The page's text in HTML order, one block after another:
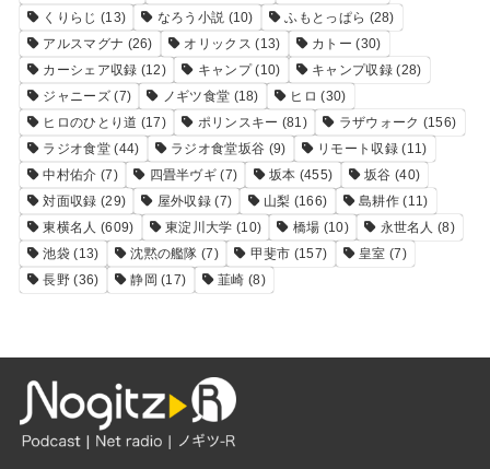
くりらじ (13) なろう小説 (10) ふもとっぱら (28)
アルスマグナ (26) オリックス (13) カトー (30)
カーシェア収録 (12) キャンプ(10) キャンプ収録(28)
ジャニーズ(7) ノギツ食堂 (18) ヒロ (30)
ヒロのひとり道 (17) ポリンスキー (81) ラザウォーク (156)
ラジオ食堂(44) ラジオ食堂坂谷 (9) リモート収録(11)
中村佑介 (7) 四畳半ヴギ (7) 坂本 (455) 坂谷 (40)
対面収録 (29) 屋外収録 (7) 山梨 (166) 島耕作(11)
東横名人 (609) 東淀川大学 (10) 橋場 (10) 永世名人 (8)
池袋 (13) 沈黙の艦隊 (7) 甲斐市 (157) 皇室 (7)
長野 (36) 静岡 (17) 韮崎 (8)